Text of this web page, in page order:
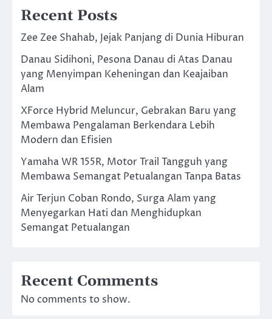
Recent Posts
Zee Zee Shahab, Jejak Panjang di Dunia Hiburan
Danau Sidihoni, Pesona Danau di Atas Danau
yang Menyimpan Keheningan dan Keajaiban
Alam
XForce Hybrid Meluncur, Gebrakan Baru yang
Membawa Pengalaman Berkendara Lebih
Modern dan Efisien
Yamaha WR 155R, Motor Trail Tangguh yang
Membawa Semangat Petualangan Tanpa Batas
Air Terjun Coban Rondo, Surga Alam yang
Menyegarkan Hati dan Menghidupkan
Semangat Petualangan
Recent Comments
No comments to show.